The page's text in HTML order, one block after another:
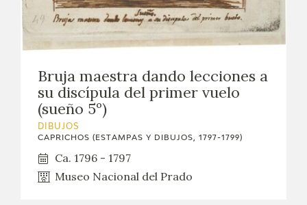
Bruja maestra dando lecciones a
su discípula del primer vuelo
(sueño 5º)
DIBUJOS
CAPRICHOS (ESTAMPAS Y DIBUJOS, 1797-1799)
Ca. 1796 - 1797
Museo Nacional del Prado